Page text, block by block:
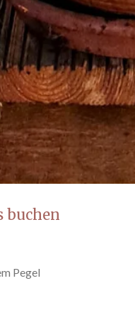
buchen
Pegel